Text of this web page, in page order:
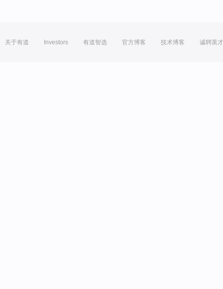
关于有道 Investors 有道智选 官方博客 技术博客 诚聘英才